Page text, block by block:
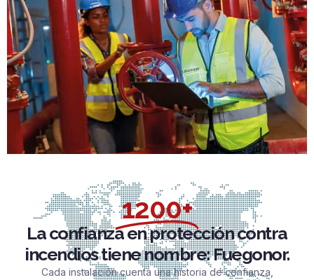
1200+
La confianza en protección contra
incendios tiene nombre: Fuegonor.
Cada instalación cuenta una historia de confianza,